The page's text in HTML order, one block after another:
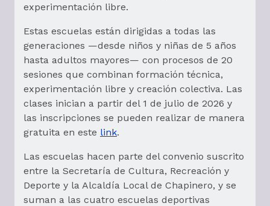
experimentación libre.
Estas escuelas están dirigidas a todas las
generaciones —desde niños y niñas de 5 años
hasta adultos mayores— con procesos de 20
sesiones que combinan formación técnica,
experimentación libre y creación colectiva. Las
clases inician a partir del 1 de julio de 2026 y
las inscripciones se pueden realizar de manera
gratuita en este link.
Las escuelas hacen parte del convenio suscrito
entre la Secretaría de Cultura, Recreación y
Deporte y la Alcaldía Local de Chapinero, y se
suman a las cuatro escuelas deportivas